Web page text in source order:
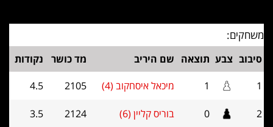
משחקים:
סיבוב צבע תוצאה שם היריב מד כושר
נקודות
1
1 מיכאל איסחקוב (4) 2105
4.5
2
0 בוריס קליין (6) 2124
3.5